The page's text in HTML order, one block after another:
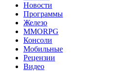
Новости
Программы
Железо
MMORPG
Консоли
Мобильные
Рецензии
Видео